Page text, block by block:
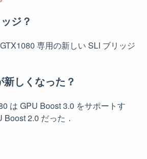
ジ？
専用の新しい SLI ブリッジ
しくなった？
は GPU Boost 3.0 をサポートす
2.0 だった．